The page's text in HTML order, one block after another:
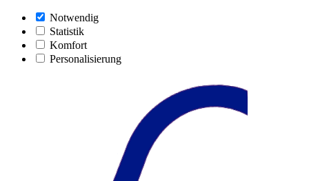
Notwendig
Statistik
Komfort
Personalisierung